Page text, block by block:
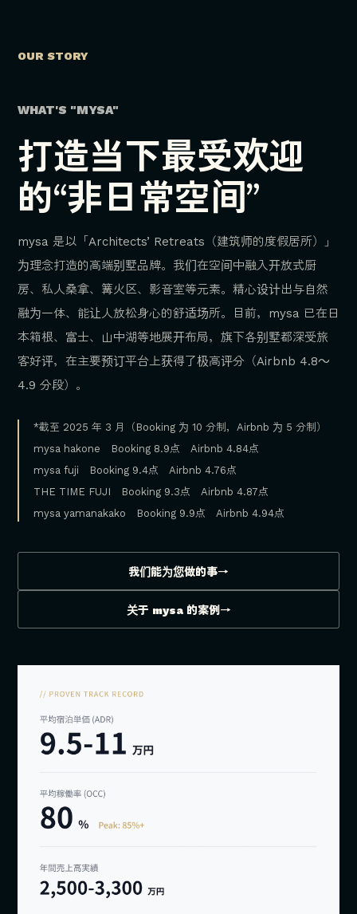
OUR STORY
WHAT'S "MYSA"
打造当下最受欢迎
的“非日常空间”
mysa 是以「Architects’ Retreats（建筑师的度假居所）」
为理念打造的高端别墅品牌。我们在空间中融入开放式厨
房、私人桑拿、篝火区、影音室等元素。精心设计出与自然
融为一体、能让人放松身心的舒适场所。目前，mysa 已在日
本箱根、富士、山中湖等地展开布局，旗下各别墅都深受旅
客好评，在主要预订平台上获得了极高评分（Airbnb 4.8～
4.9 分段）。
*截至 2025 年 3 月（Booking 为 10 分制，Airbnb 为 5 分制）
mysa hakone Booking 8.9点 Airbnb 4.84点
mysa fuji Booking 9.4点 Airbnb 4.76点
THE TIME FUJI Booking 9.3点 Airbnb 4.87点
mysa yamanakako Booking 9.9点 Airbnb 4.94点
我们能为您做的事→
关于 mysa 的案例→